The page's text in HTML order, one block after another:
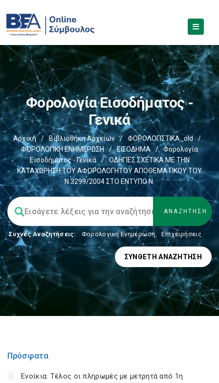
Φορολογία Εισοδήματος -
Γενικά
Αρχική / Βιβλιοθήκη Αρχείων / ΦΟΡΟΛΟΓΙΣΤΙΚΑ_old
/
ΦΟΡΟΛΟΓΙΚΗ ΕΝΗΜΕΡΩΣΗ
/ ΕΙΣΟΔΗΜΑ /
Φορολογία
Εισοδήματος - Γενικά
/
ΟΔΗΓΙΕΣ ΣΧΕΤΙΚΑ ΜΕ ΤΗΝ
ΚΑΤΑΧΩΡΗΣΗ ΤΟΥ ΑΦΟΡΟΛΟΓΗΤΟΥ ΑΠΟΘΕΜΑΤΙΚΟΥ ΤΟΥ
Ν.3299/2004 ΣΤΟ ΕΝΤΥΠΟ Ν.
Συχνές Αναζητήσεις: Φορολογικη Ενημέρωση, Επιχειρήσεις
ΣΎΝΘΕΤΗ ΑΝΑΖΉΤΗΣΗ
Πρόσφατα
Ενοίκια: Τέλος οι πληρωμές με μετρητά από 1η